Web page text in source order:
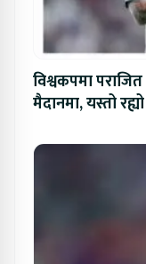
विश्वकपमा
मैदानमा, यस्तो